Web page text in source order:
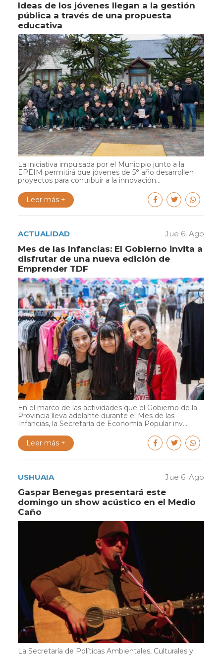
Ideas de los jóvenes llegan a la gestión
pública a través de una propuesta
educativa
La iniciativa impulsada por el Municipio junto a la
EPEIM permitirá que jóvenes de 5° año desarrollen
proyectos para contribuir a la innovación...
Leer más +
ACTUALIDAD Jue 6. Ago
Mes de las Infancias: El Gobierno invita a
disfrutar de una nueva edición de
Emprender TDF
En el marco de las actividades que el Gobierno de la
Provincia lleva adelante durante el Mes de las
Infancias, la Secretaría de Economía Popular inv...
Leer más +
USHUAIA Jue 6. Ago
Gaspar Benegas presentará este
domingo un show acústico en el Medio
Caño
La Secretaría de Políticas Ambientales, Culturales y